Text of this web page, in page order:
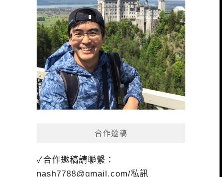
合作邀稿
✓合作邀稿請聯繫：
nash7788@gmail.com/私訊